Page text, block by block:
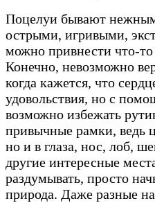
Поцелуи бывают
острыми, игривыми,
можно привнести что-
Конечно, невозможно
когда кажется, что
удовольствия, но с
возможно избежать
привычные рамки, ведь
но и в глаза, нос, лоб,
другие интересные
раздумывать, просто
природа. Даже разные